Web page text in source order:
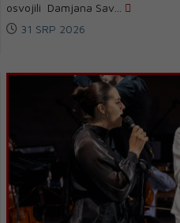
osvojili Damjana Sav...
31 SRP 2026